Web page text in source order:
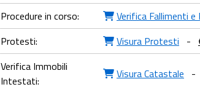
Procedure in corso:
Verifica Fallimenti e
Protesti:
Visura Protesti -
Verifica Immobili
Intestati:
Visura Catastale -